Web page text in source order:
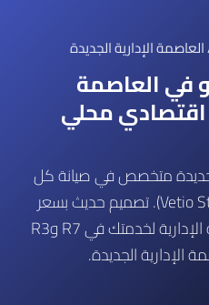
الإدارية الجديدة
في العاصمة
اقتصادي محلي
متخصص في صيانة كل
موديلات فيتيو (Vetio Storage Series). تصميم حديث بسعر
منخفض. 3 فنيين في العاصمة الإدارية لخدمتك في R7 وR3